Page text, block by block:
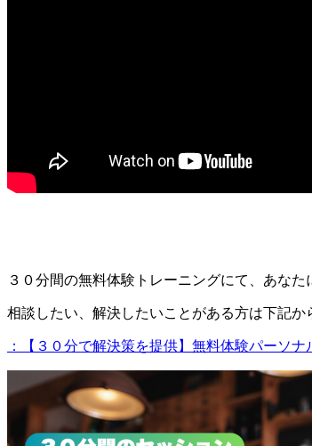
３０分間の無料体験トレーニングにて、あなた
相談したい、解決したいことがある方は下記か
：【３０分で解決策を提供】無料体験パーソ